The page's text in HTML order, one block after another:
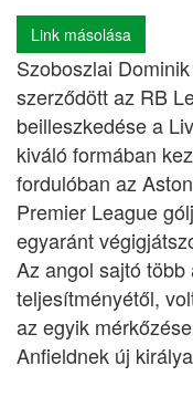
Link másolása
Szoboszlai
szerződött az RB
beilleszkedése a
kiváló formában
fordulóban az
Premier League
egyaránt
Az angol sajtó
teljesítményétől,
az egyik
Anfieldnek új